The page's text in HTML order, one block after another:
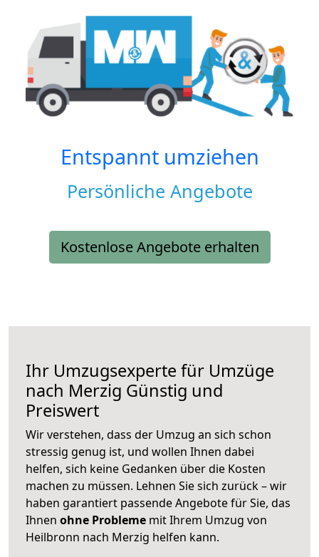
Entspannt umziehen
Persönliche Angebote
Kostenlose Angebote erhalten
Ihr Umzugsexperte für Umzüge
nach Merzig Günstig und
Preiswert
Wir verstehen, dass der Umzug an sich schon
stressig genug ist, und wollen Ihnen dabei
helfen, sich keine Gedanken über die Kosten
machen zu müssen. Lehnen Sie sich zurück – wir
haben garantiert passende Angebote für Sie, das
Ihnen ohne Probleme mit Ihrem Umzug von
Heilbronn nach Merzig helfen kann.